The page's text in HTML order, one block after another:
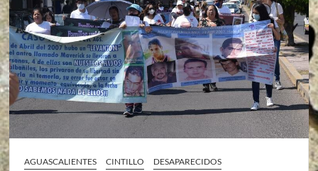
AGUASCALIENTES CINTILLO
DESAPARECIDOS